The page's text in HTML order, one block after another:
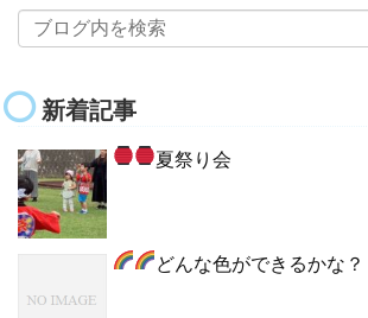
新着記事
夏祭り会
どんな色ができるかな？